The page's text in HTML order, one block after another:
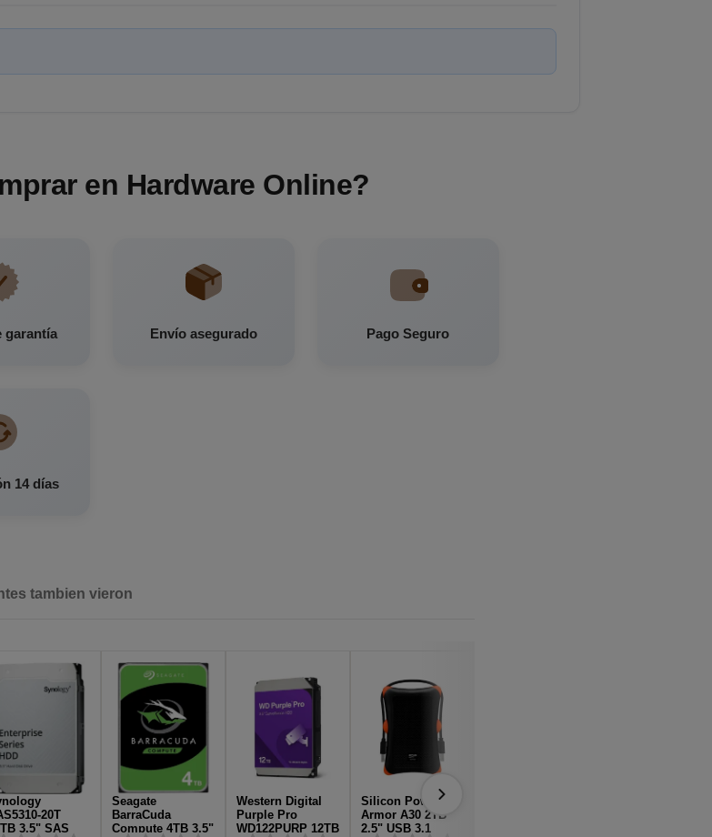
en Hardware Online?
garantía Envío asegurado Pago Seguro
14 días
tambien vieron
20T
3.5" SAS
Seagate
BarraCuda
Compute 4TB 3.5"
Western Digital
Purple Pro
WD122PURP 12TB
Silicon Power
Armor A30 2TB
2.5" USB 3.1